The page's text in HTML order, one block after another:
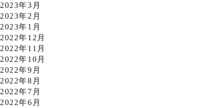
2023年3月
2023年2月
2023年1月
2022年12月
2022年11月
2022年10月
2022年9月
2022年8月
2022年7月
2022年6月